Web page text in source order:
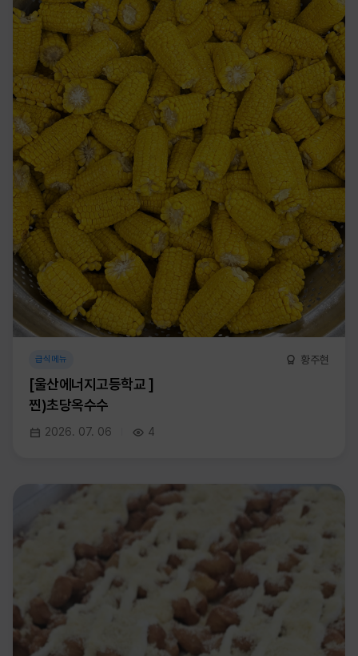
급식메뉴 황주현
[울산에너지고등학교 ]
찐)초당옥수수
2026. 07. 06 4